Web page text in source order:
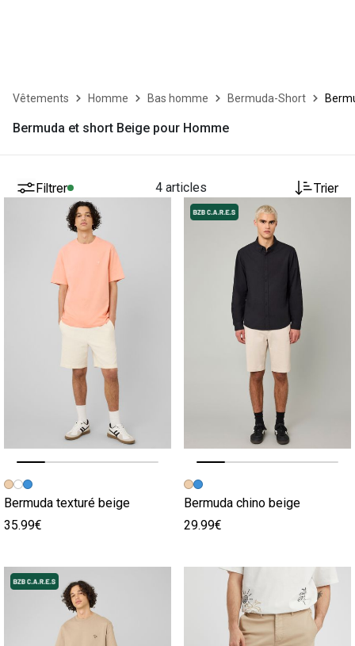
Vêtements Homme Bas homme Bermuda-Short
Bermuda et short Beige pour Homme
Filtrer 4 articles Trier
Image précédente
Image suivante
Bermuda texturé beige
35.99€
Image précédente
Image suivante
Bermuda chino beige
29.99€